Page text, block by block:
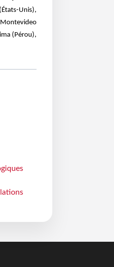
Unis),
(Pérou),